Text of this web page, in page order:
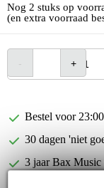
Nog 2 stuks op
(en extra voorraad
Bestel voor
30 dagen 'niet
3 jaar Bax Music